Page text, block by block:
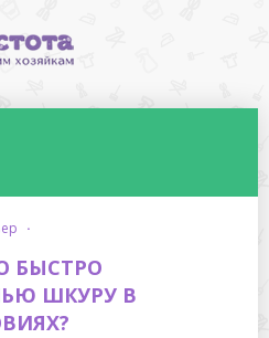
·
БЫСТРО
ШКУРУ В